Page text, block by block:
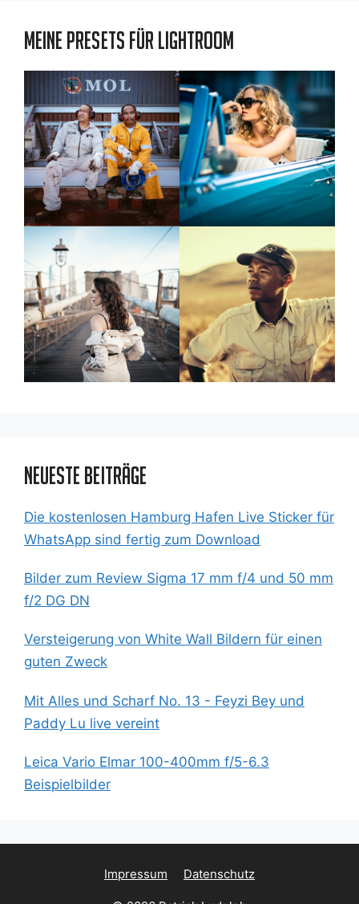
Meine Presets für Lightroom
Neueste Beiträge
Die kostenlosen Hamburg Hafen Live Sticker für
WhatsApp sind fertig zum Download
Bilder zum Review Sigma 17 mm f/4 und 50 mm
f/2 DG DN
Versteigerung von White Wall Bildern für einen
guten Zweck
Mit Alles und Scharf No. 13 - Feyzi Bey und
Paddy Lu live vereint
Leica Vario Elmar 100-400mm f/5-6.3
Beispielbilder
Impressum Datenschutz